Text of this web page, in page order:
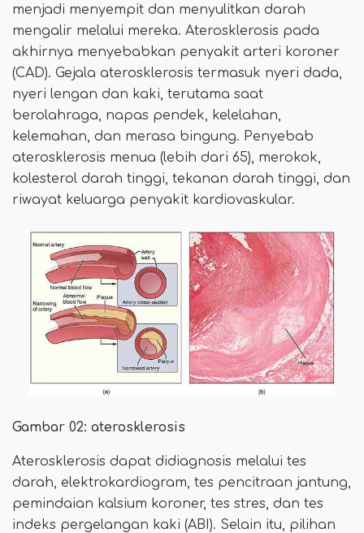
menjadi menyempit dan menyulitkan darah
mengalir melalui mereka. Aterosklerosis pada
akhirnya menyebabkan penyakit arteri koroner
(CAD). Gejala aterosklerosis termasuk nyeri dada,
nyeri lengan dan kaki, terutama saat
berolahraga, napas pendek, kelelahan,
kelemahan, dan merasa bingung. Penyebab
aterosklerosis menua (lebih dari 65), merokok,
kolesterol darah tinggi, tekanan darah tinggi, dan
riwayat keluarga penyakit kardiovaskular.
Gambar 02: aterosklerosis
Aterosklerosis dapat didiagnosis melalui tes
darah, elektrokardiogram, tes pencitraan jantung,
pemindaian kalsium koroner, tes stres, dan tes
indeks pergelangan kaki (ABI). Selain itu, pilihan